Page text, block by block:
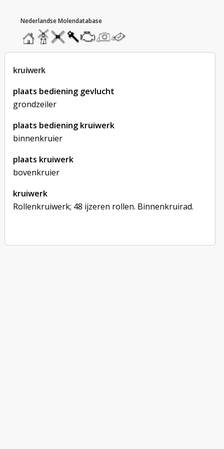
homemolendatabase
roedendatabase
assendatabase
motorendatabase
stuur
een
foto
stuur
een
bericht
kruiwerk
plaats bediening gevlucht
grondzeiler
plaats bediening kruiwerk
binnenkruier
plaats kruiwerk
bovenkruier
kruiwerk
Rollenkruiwerk; 48 ijzeren rollen. Binnenkruirad.